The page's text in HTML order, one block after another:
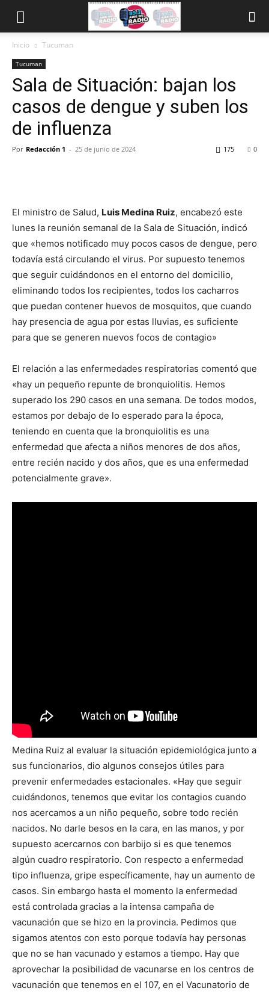
Inicio Tucuman
Tucuman
Sala de Situación: bajan los
casos de dengue y suben los
de influenza
Por Redacción 1 - 25 de junio de 2024 0
175
El ministro de Salud, Luis Medina Ruiz, encabezó este
lunes la reunión semanal de la Sala de Situación, indicó
que «hemos notificado muy pocos casos de dengue, pero
todavía está circulando el virus. Por supuesto tenemos
que seguir cuidándonos en el entorno del domicilio,
eliminando todos los recipientes, todos los cacharros
que puedan contener huevos de mosquitos, que cuando
hay presencia de agua por estas lluvias, es suficiente
para que se generen nuevos focos de contagio»
El relación a las enfermedades respiratorias comentó que
«hay un pequeño repunte de bronquiolitis. Hemos
superado los 290 casos en una semana. De todos modos,
estamos por debajo de lo esperado para la época,
teniendo en cuenta que la bronquiolitis es una
enfermedad que afecta a niños menores de dos años,
entre recién nacido y dos años, que es una enfermedad
potencialmente grave».
Medina Ruiz al evaluar la situación epidemiológica junto a
sus funcionarios, dio algunos consejos útiles para
prevenir enfermedades estacionales. «Hay que seguir
cuidándonos, tenemos que evitar los contagios cuando
nos acercamos a un niño pequeño, sobre todo recién
nacidos. No darle besos en la cara, en las manos, y por
supuesto acercarnos con barbijo si es que tenemos
algún cuadro respiratorio. Con respecto a enfermedad
tipo influenza, gripe específicamente, hay un aumento de
casos. Sin embargo hasta el momento la enfermedad
está controlada gracias a la intensa campaña de
vacunación que se hizo en la provincia. Pedimos que
sigamos atentos con esto porque todavía hay personas
que no se han vacunado y estamos a tiempo. Hay que
aprovechar la posibilidad de vacunarse en los centros de
vacunación que tenemos en el 107, en el Vacunatorio de